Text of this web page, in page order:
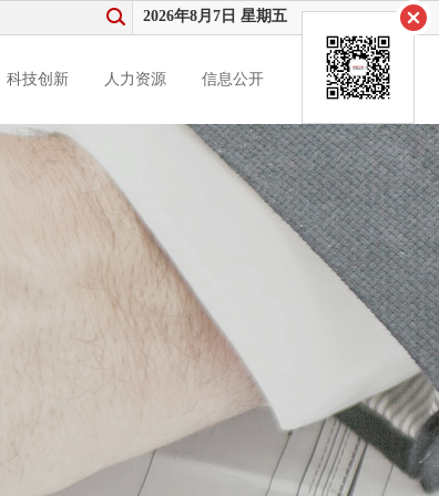
2026年8月7日 星期五
科技创新 人力资源 信息公开